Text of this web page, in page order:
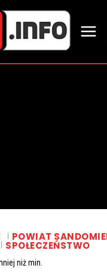
POWIAT
SPOŁECZEŃSTWO
niżmin.